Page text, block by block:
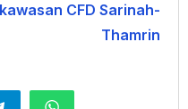
kawasan CFD Sarinah-
Thamrin